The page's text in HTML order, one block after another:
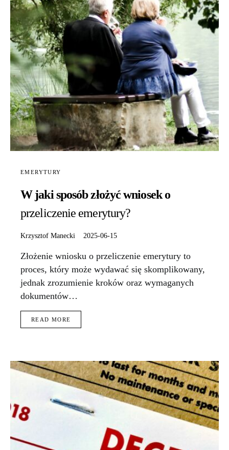
EMERYTURY
W jaki sposób złożyć wniosek o
przeliczenie emerytury?
Krzysztof Manecki 2025-06-15
Złożenie wniosku o przeliczenie emerytury to
proces, który może wydawać się skomplikowany,
jednak zrozumienie kroków oraz wymaganych
dokumentów…
READ MORE